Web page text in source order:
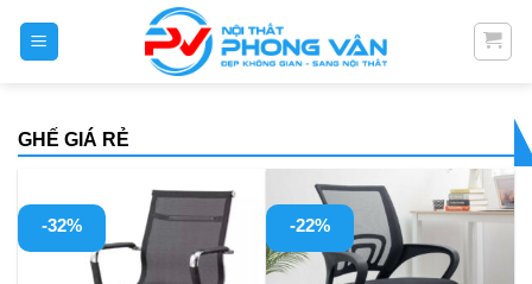
GHẾ GIÁ RẺ
-32% -22%